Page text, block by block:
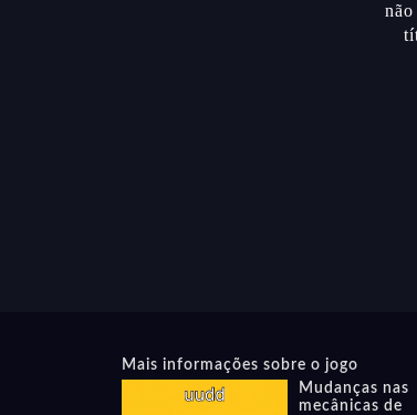
Mais informações sobre o jogo
Mudanças nas
mecânicas de